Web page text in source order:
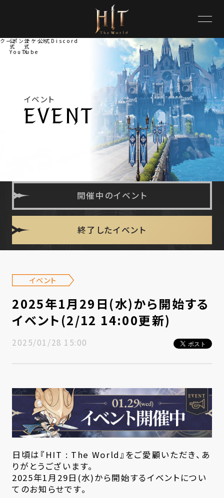
クーポンチケット
公
式
YouTube
公
式
X
公式Discord
イベント
開催中のイベント
終了したイベント
イベント
2025年1月29日(水)から開始する
イベント(2/12 14:00更新)
2025/01/28 15:00
日頃は『HIT : The World』をご愛顧いただき、あ
りがとうございます。
2025年1月29日(水)から開始するイベントについ
てのお知らせです。